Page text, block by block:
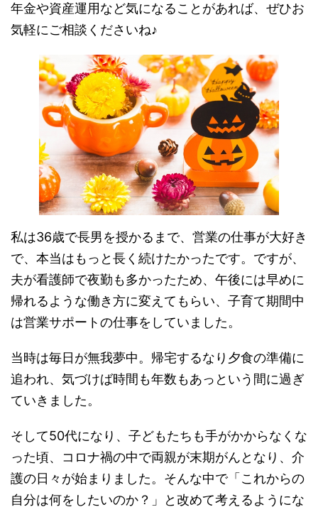
年金や資産運用など気になることがあれば、ぜひお
気軽にご相談くださいね♪
私は36歳で長男を授かるまで、営業の仕事が大好き
で、本当はもっと長く続けたかったです。ですが、
夫が看護師で夜勤も多かったため、午後には早めに
帰れるような働き方に変えてもらい、子育て期間中
は営業サポートの仕事をしていました。
当時は毎日が無我夢中。帰宅するなり夕食の準備に
追われ、気づけば時間も年数もあっという間に過ぎ
ていきました。
そして50代になり、子どもたちも手がかからなくな
った頃、コロナ禍の中で両親が末期がんとなり、介
護の日々が始まりました。そんな中で「これからの
自分は何をしたいのか？」と改めて考えるようにな